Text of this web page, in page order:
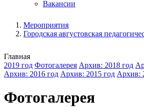
Вакансии
Мероприятия
Городская августовская
Главная
2019 год Фотогалерея Архив: 2018 год
Архив: 2016 год Архив: 2015 год Архив:
Фотогалерея